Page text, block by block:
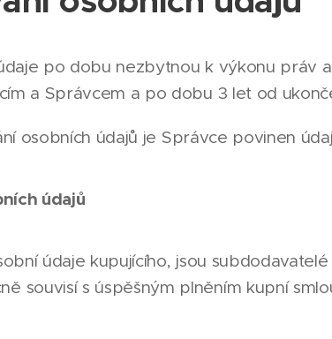
po dobu nezbytnou k výkonu práv
a Správcem a po dobu 3 let od
osobních údajů je Správce povinen
údajů
údaje kupujícího, jsou
souvisí s úspěšným plněním kupní